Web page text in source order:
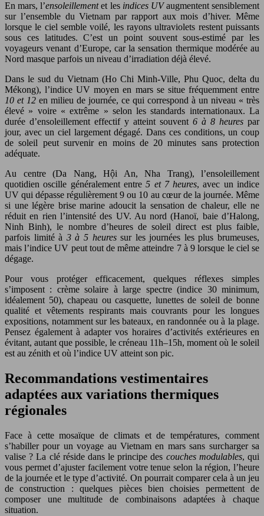
En mars, l’ensoleillementet les indices UVaugmentent sensiblement
sur l’ensemble du Vietnam par rapport aux mois d’hiver. Même
lorsque le ciel semble voilé, les rayons ultraviolets restent puissants
sous ces latitudes. C’est un point souvent sous-estimé par les
voyageurs venant d’Europe, car la sensation thermique modérée au
Nord masque parfois un niveau d’irradiation déjà élevé.
Dans le sud du Vietnam (Ho Chi Minh-Ville, Phu Quoc, delta du
Mékong), l’indice UV moyen en mars se situe fréquemment entre
10 et 12 en milieu de journée, ce qui correspond à un niveau « très
élevé » voire « extrême » selon les standards internationaux. La
durée d’ensoleillement effectif y atteint souvent 6 à 8 heures par
jour, avec un ciel largement dégagé. Dans ces conditions, un coup
de soleil peut survenir en moins de 20 minutes sans protection
adéquate.
Au centre (Da Nang, Hội An, Nha Trang), l’ensoleillement
quotidien oscille généralement entre5 et 7 heures, avec un indice
UV qui dépasse régulièrement 9 ou 10 au cœur de la journée. Même
si une légère brise marine adoucit la sensation de chaleur, elle ne
réduit en rien l’intensité des UV. Au nord (Hanoï, baie d’Halong,
Ninh Binh), le nombre d’heures de soleil direct est plus faible,
parfois limité à 3 à 5 heuressur les journées les plus brumeuses,
mais l’indice UV peut tout de même atteindre 7 à 9 lorsque le ciel se
dégage.
Pour vous protéger efficacement, quelques réflexes simples
s’imposent : crème solaire à large spectre (indice 30 minimum,
idéalement 50), chapeau ou casquette, lunettes de soleil de bonne
qualité et vêtements respirants mais couvrants pour les longues
expositions, notamment sur les bateaux, en randonnée ou à la plage.
Pensez également à adapter vos horaires d’activités extérieures en
évitant, autant que possible, le créneau 11h–15h, moment où le soleil
est au zénith et où l’indice UV atteint son pic.
Recommandations vestimentaires
adaptées aux variations thermiques
régionales
Face à cette mosaïque de climats et de températures, comment
s’habiller pour un voyage au Vietnam en mars sans surcharger sa
valise ? La clé réside dans le principe des couches modulables, qui
vous permet d’ajuster facilement votre tenue selon la région, l’heure
de la journée et le type d’activité. On pourrait comparer cela à un jeu
de construction : quelques pièces bien choisies permettent de
composer une multitude de combinaisons adaptées à chaque
situation.